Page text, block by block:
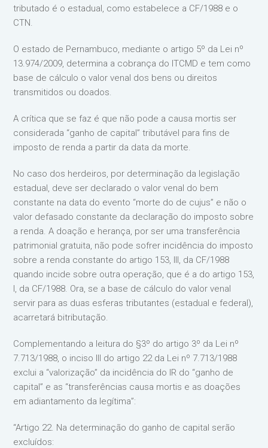
tributado é o estadual, como estabelece a CF/1988 e o
CTN.
O estado de Pernambuco, mediante o artigo 5º da Lei nº
13.974/2009, determina a cobrança do ITCMD e tem como
base de cálculo o valor venal dos bens ou direitos
transmitidos ou doados.
A crítica que se faz é que não pode a causa mortis ser
considerada “ganho de capital” tributável para fins de
imposto de renda a partir da data da morte.
No caso dos herdeiros, por determinação da legislação
estadual, deve ser declarado o valor venal do bem
constante na data do evento “morte do de cujus” e não o
valor defasado constante da declaração do imposto sobre
a renda. A doação e herança, por ser uma transferência
patrimonial gratuita, não pode sofrer incidência do imposto
sobre a renda constante do artigo 153, III, da CF/1988
quando incide sobre outra operação, que é a do artigo 153,
I, da CF/1988. Ora, se a base de cálculo do valor venal
servir para as duas esferas tributantes (estadual e federal),
acarretará bitributação.
Complementando a leitura do §3º do artigo 3º da Lei nº
7.713/1988, o inciso III do artigo 22 da Lei nº 7.713/1988
exclui a “valorização” da incidência do IR do “ganho de
capital” e as “transferências causa mortis e as doações
em adiantamento da legítima”:
“Artigo 22. Na determinação do ganho de capital serão
excluídos: